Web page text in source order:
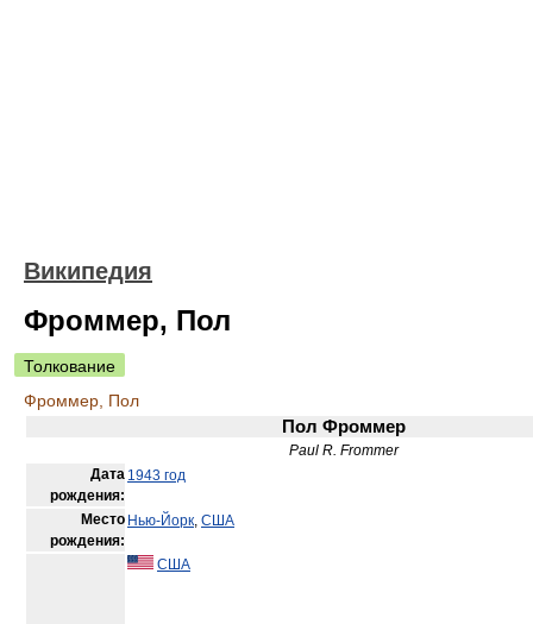
Википедия
Фроммер, Пол
Толкование
Фроммер, Пол
Пол Фроммер
Paul R. Frommer
Дата
рождения:
1943 год
Место
рождения:
Нью-Йорк, США
США